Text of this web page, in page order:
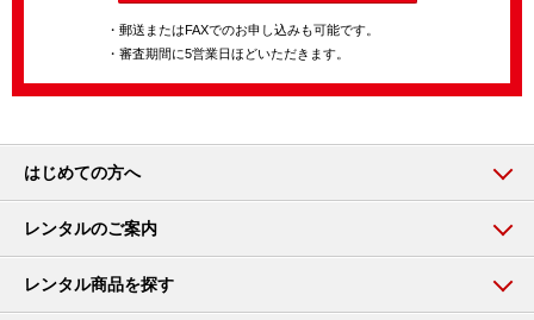
・郵送またはFAXでのお申し込みも可能です。
・審査期間に5営業日ほどいただきます。
はじめての方へ
レンタルのご案内
レンタル商品を探す